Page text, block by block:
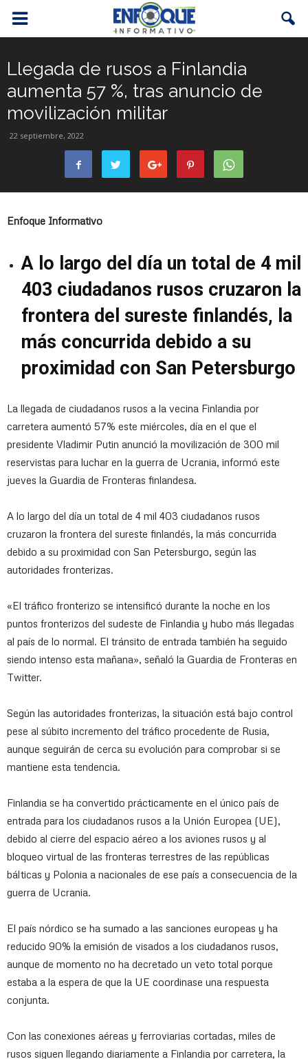
Llegada de rusos a Finlandia
aumenta 57 %, tras anuncio de
movilización militar
22 septiembre, 2022
Enfoque Informativo
A lo largo del día un total de 4 mil
403 ciudadanos rusos cruzaron la
frontera del sureste finlandés, la
más concurrida debido a su
proximidad con San Petersburgo
La llegada de ciudadanos rusos a la vecina Finlandia por
carretera aumentó 57% este miércoles, día en el que el
presidente Vladimir Putin anunció la movilización de 300 mil
reservistas para luchar en la guerra de Ucrania, informó este
jueves la Guardia de Fronteras finlandesa.
A lo largo del día un total de 4 mil 403 ciudadanos rusos
cruzaron la frontera del sureste finlandés, la más concurrida
debido a su proximidad con San Petersburgo, según las
autoridades fronterizas.
«El tráfico fronterizo se intensificó durante la noche en los
puntos fronterizos del sudeste de Finlandia y hubo más llegadas
al país de lo normal. El tránsito de entrada también ha seguido
siendo intenso esta mañana», señaló la Guardia de Fronteras en
Twitter.
Según las autoridades fronterizas, la situación está bajo control
pese al súbito incremento del tráfico procedente de Rusia,
aunque seguirán de cerca su evolución para comprobar si se
mantiene esta tendencia.
Finlandia se ha convertido prácticamente en el único país de
entrada para los ciudadanos rusos a la Unión Europea (UE),
debido al cierre del espacio aéreo a los aviones rusos y al
bloqueo virtual de las fronteras terrestres de las repúblicas
bálticas y Polonia a nacionales de ese país a consecuencia de la
guerra de Ucrania.
El país nórdico se ha sumado a las sanciones europeas y ha
reducido 90% la emisión de visados a los ciudadanos rusos,
aunque de momento no ha decretado un veto total porque
estaba a la espera de que la UE coordinase una respuesta
conjunta.
Con las conexiones aéreas y ferroviarias cortadas, miles de
rusos siguen llegando diariamente a Finlandia por carretera, la